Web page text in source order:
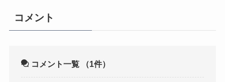
コメント
コメント一覧 （1件）